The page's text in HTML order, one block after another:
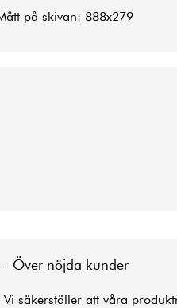
på skivan: 888x279
- Över nöjda kunder
säkerställer att våra